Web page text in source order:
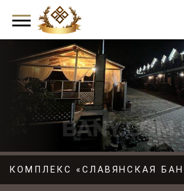
М
КОМПЛЕКС «СЛАВЯНСКАЯ